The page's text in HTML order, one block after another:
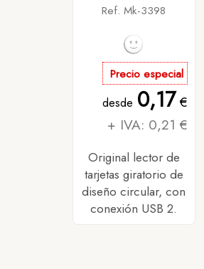
Ref. Mk-3398
Precio especial
desde 0,17 €
+ IVA: 0,21 €
Original lector de
tarjetas giratorio de
diseño circular, con
conexión USB 2.